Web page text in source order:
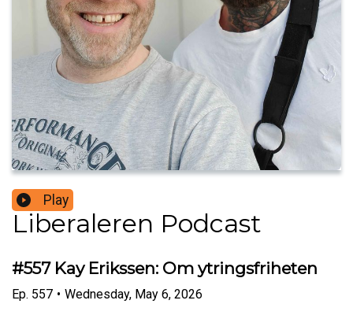
Play
Liberaleren Podcast
#557 Kay Erikssen: Om ytringsfriheten
Ep. 557 • Wednesday, May 6, 2026